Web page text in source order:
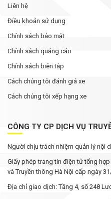
Liên hệ
Điều khoản sử dụng
Chính sách bảo mật
Chính sách quảng cáo
Chính sách biên tập
Cách chúng tôi đánh giá xe
Cách chúng tôi xếp hạng xe
CÔNG TY CP DỊCH VỤ
Người chịu trách nhiệm quản lý nội
Giấy phép trang tin điện tử tổng
và Truyền thông Hà Nội cấp ngày
Địa chỉ giao dịch: Tầng 4, số 248